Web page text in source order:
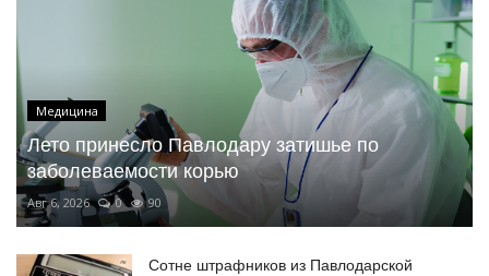
Медицина
Лето принесло Павлодару затишье по
заболеваемости корью
Авг 6, 2026 0 90
Сотне штрафников из Павлодарской